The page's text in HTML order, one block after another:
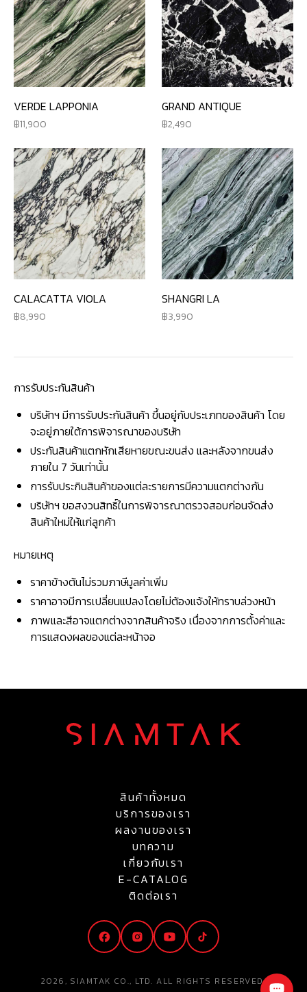
VERDE LAPPONIA
11,900
GRAND ANTIQUE
2,490
CALACATTA VIOLA
8,990
SHANGRI LA
3,990
การรับประกันสินค้า
บริษัทฯ มีการรับประกันสินค้า ขึ้นอยู่กับประเภทของสินค้า โดย
จะอยู่ภายใต้การพิจารณาของบริษัท
ประกันสินค้าแตกหักเสียหายขณะขนส่ง และหลังจากขนส่ง
ภายใน 7 วันเท่านั้น
การรับประกินสินค้าของแต่ละรายการมีความแตกต่างกัน
บริษัทฯ ขอสงวนสิทธิ์ในการพิจารณาตรวจสอบก่อนจัดส่ง
สินค้าใหม่ให้แก่ลูกค้า
หมายเหตุ
ราคาข้างต้นไม่รวมภาษีมูลค่าเพิ่ม
ราคาอาจมีการเปลี่ยนแปลงโดยไม่ต้องแจ้งให้ทราบล่วงหน้า
ภาพและสีอาจแตกต่างจากสินค้าจริง เนื่องจากการตั้งค่าและ
การแสดงผลของแต่ละหน้าจอ
สินค้าทั้งหมด
บริการของเรา
ผลงานของเรา
บทความ
เกี่ยวกับเรา
E-CATALOG
ติดต่อเรา
2026, SIAMTAK CO., LTD. ALL RIGHTS RESERVED.